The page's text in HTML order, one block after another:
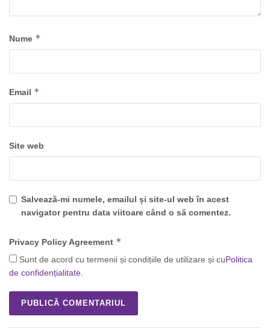
Nume *
Email *
Site web
Salvează-mi numele, emailul și site-ul web în acest
navigator pentru data viitoare când o să comentez.
Privacy Policy Agreement *
Sunt de acord cu termenii și condițiile de utilizare și cuPolitica
de confidențialitate.